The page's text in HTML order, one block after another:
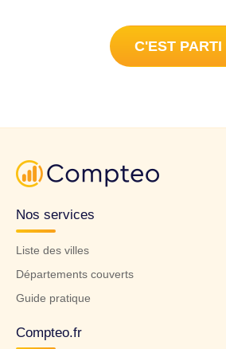
C'EST PARTI
Nos services
Liste des villes
Départements couverts
Guide pratique
Compteo.fr